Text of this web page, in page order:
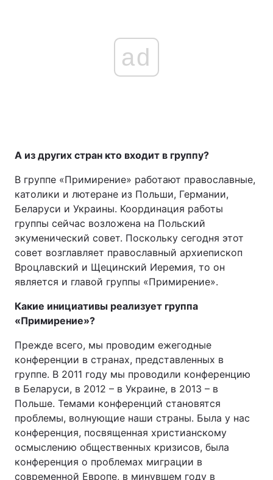
ad
А из других стран кто входит в группу?
В группе «Примирение» работают православные,
католики и лютеране из Польши, Германии,
Беларуси и Украины. Координация работы
группы сейчас возложена на Польский
экуменический совет. Поскольку сегодня этот
совет возглавляет православный архиепископ
Вроцлавский и Щецинский Иеремия, то он
является и главой группы «Примирение».
Какие инициативы реализует группа
«Примирение»?
Прежде всего, мы проводим ежегодные
конференции в странах, представленных в
группе. В 2011 году мы проводили конференцию
в Беларуси, в 2012 – в Украине, в 2013 – в
Польше. Темами конференций становятся
проблемы, волнующие наши страны. Была у нас
конференция, посвященная христианскому
осмыслению общественных кризисов, была
конференция о проблемах миграции в
современной Европе, в минувшем году в